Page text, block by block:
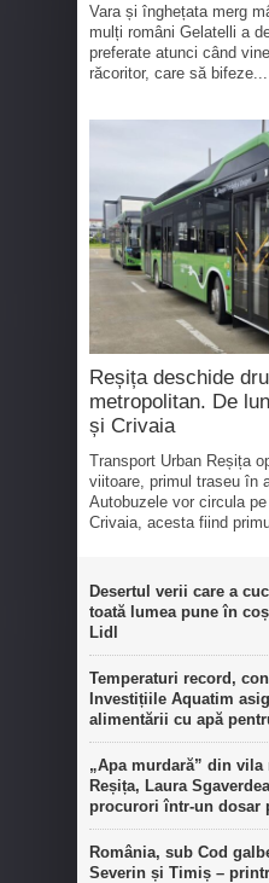
Vara și înghețata merg
mulți români Gelatelli a
preferate atunci când
răcoritor, care să bifeze...
Reșița deschide
metropolitan. De
și Crivaia
Transport Urban Reșița
viitoare, primul traseu în
Autobuzele vor circula
Crivaia, acesta fiind
Desertul verii care a
toată lumea pune în
Lidl
Temperaturi record,
Investițiile Aquatim
alimentării cu apă
„Apa murdară” din
Reșița, Laura
procurori într-un dosar
România, sub Cod
Severin și Timiș –